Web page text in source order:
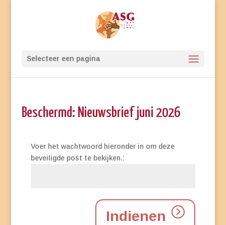
Selecteer een pagina
Beschermd: Nieuwsbrief juni 2026
Voer het wachtwoord hieronder in om deze
beveiligde post te bekijken.:
Indienen